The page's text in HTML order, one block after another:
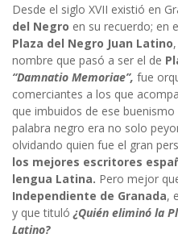
Desde el siglo XVII existió en
del Negro en su recuerdo; en
Plaza del Negro Juan Latino
nombre que pasó a ser el de
“Damnatio Memoriae”, fue
comerciantes a los que
que imbuidos de ese
palabra negro era no solo
olvidando quien fue el gran
los mejores escritores
lengua Latina. Pero mejor
Independiente de Granada,
y que tituló¿Quién eliminó la